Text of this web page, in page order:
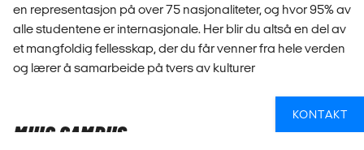
en representasjon på over 75 nasjonaliteter, og hvor 95% av
alle studentene er internasjonale. Her blir du altså en del av
et mangfoldig fellesskap, der du får venner fra hele verden
og lærer å samarbeide på tvers av kulturer
MIUC CAMPUS
KONTAKT